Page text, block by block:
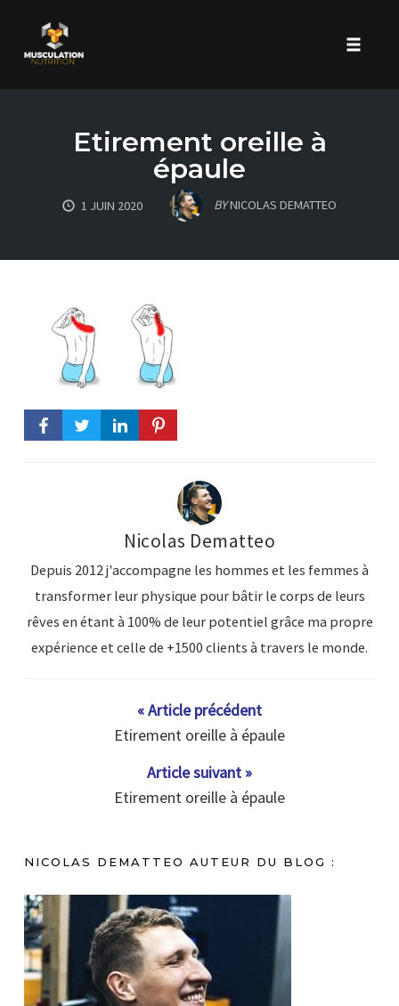
Etirement oreille à
épaule
1 JUIN 2020 BYNICOLAS DEMATTEO
Nicolas Dematteo
Depuis 2012 j'accompagne les hommes et les femmes à
transformer leur physique pour bâtir le corps de leurs
rêves en étant à 100% de leur potentiel grâce ma propre
expérience et celle de +1500 clients à travers le monde.
« Article précédent
Etirement oreille à épaule
Article suivant »
Etirement oreille à épaule
NICOLAS DEMATTEO AUTEUR DU BLOG :